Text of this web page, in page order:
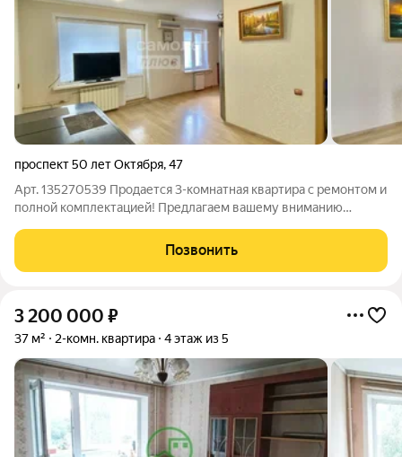
проспект 50 лет Октября,47
Арт. 135270539 Продается 3-комнатная квартира с ремонтом и
полной комплектацией! Предлагаем вашему вниманию
проживанию. Выполнен ремонт: полы залиты и выровнены,
идеальная стяжка гарантирует
Позвонить
3 200 000 ₽
37 м² 2-комн. квартира 4 этаж из 5